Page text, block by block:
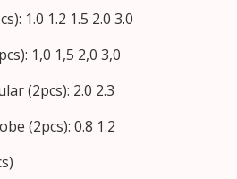
1.0 1.2 1.5 2.0 3.0
1,0 1,5 2,0 3,0
(2pcs): 2.0 2.3
(2pcs): 0.8 1.2